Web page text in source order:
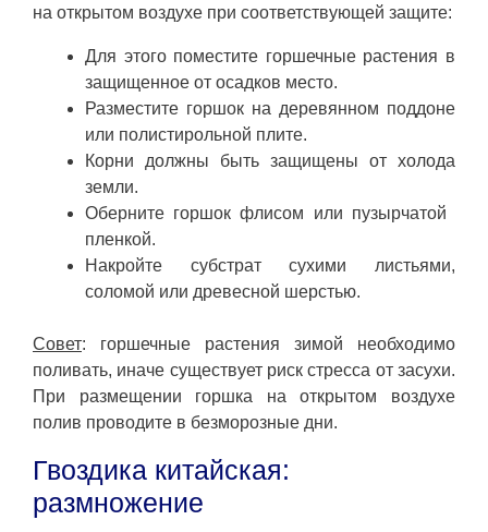
на открытом воздухе при соответствующей защите:
Для этого поместите горшечные растения в
защищенное от осадков место.
Разместите горшок на деревянном поддоне
или полистирольной плите.
Корни должны быть защищены от холода
земли.
Оберните горшок флисом или пузырчатой ​​
пленкой.
Накройте субстрат сухими листьями,
соломой или древесной шерстью.
Совет: горшечные растения зимой необходимо
поливать, иначе существует риск стресса от засухи.
При размещении горшка на открытом воздухе
полив проводите в безморозные дни.
Гвоздика китайская:
размножение